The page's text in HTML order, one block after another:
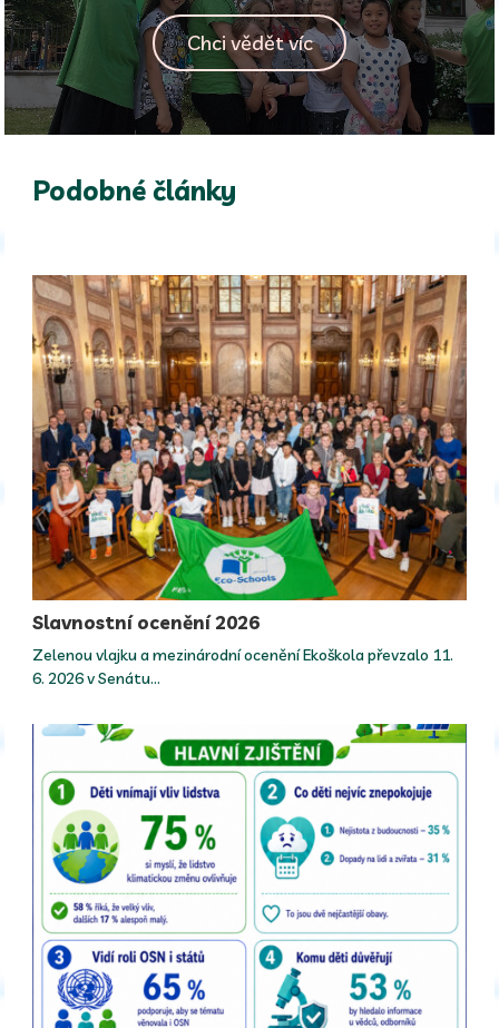
Chci vědět víc
Podobné články
Slavnostní ocenění 2026
Zelenou vlajku a mezinárodní ocenění Ekoškola převzalo 11.
6. 2026 v Senátu…